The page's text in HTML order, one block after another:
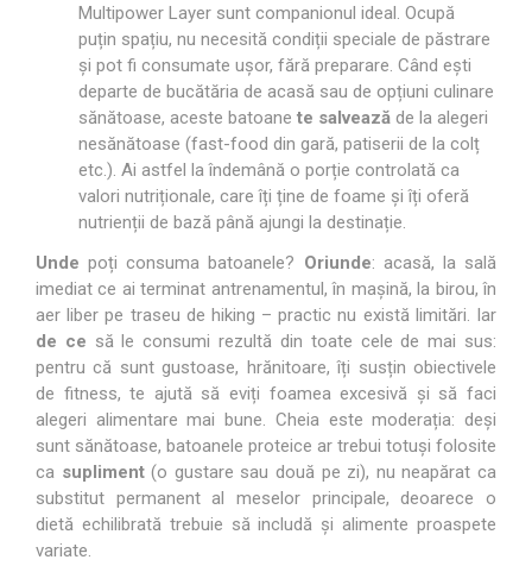
Multipower Layer sunt companionul ideal. Ocupă
puțin spațiu, nu necesită condiții speciale de păstrare
și pot fi consumate ușor, fără preparare. Când ești
departe de bucătăria de acasă sau de opțiuni culinare
sănătoase, aceste batoane te salvează de la alegeri
nesănătoase (fast-food din gară, patiserii de la colț
etc.). Ai astfel la îndemână o porție controlată ca
valori nutriționale, care îți ține de foame și îți oferă
nutrienții de bază până ajungi la destinație.
Unde poți consuma batoanele? Oriunde: acasă, la sală
imediat ce ai terminat antrenamentul, în mașină, la birou, în
aer liber pe traseu de hiking – practic nu există limitări. Iar
de ce să le consumi rezultă din toate cele de mai sus:
pentru că sunt gustoase, hrănitoare, îți susțin obiectivele
de fitness, te ajută să eviți foamea excesivă și să faci
alegeri alimentare mai bune. Cheia este moderația: deși
sunt sănătoase, batoanele proteice ar trebui totuși folosite
ca supliment(o gustare sau două pe zi), nu neapărat ca
substitut permanent al meselor principale, deoarece o
dietă echilibrată trebuie să includă și alimente proaspete
variate.